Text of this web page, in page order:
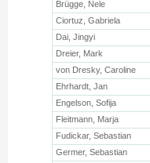
Brügge, Nele
Ciortuz, Gabriela
Dai, Jingyi
Dreier, Mark
von Dresky, Caroline
Ehrhardt, Jan
Engelson, Sofija
Fleitmann, Marja
Fudickar, Sebastian
Germer, Sebastian